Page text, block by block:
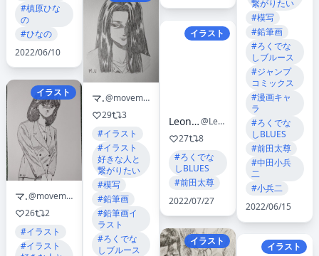
#槙原ひな
の
#ひなの
2022/06/10
イラスト
マサ
@movemasayuki
26
2
#イラスト
#イラスト
マサ
@movemasayuki
29
3
#イラスト
#イラスト
好きな人と
繋がりたい
#模写
#鉛筆画
#鉛筆画イ
ラスト
#ろくでな
しブルース
イラスト
Leon Brando🇨🇭
@LeonBrando_
27
8
#ろくでな
しBLUES
#前田太尊
2022/07/27
イラスト
繋がりたい
#模写
#鉛筆画
#ろくでな
しブルース
#ジャンプ
コミックス
#漫画キャ
ラ
#ろくでな
しBLUES
#前田太尊
#中田小兵
二
#小兵二
2022/06/15
イラスト